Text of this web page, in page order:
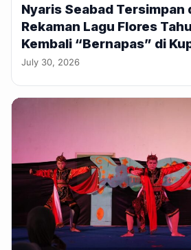
Nyaris Seabad Tersimpan
Rekaman Lagu Flores
Kembali “Bernapas” di
July 30, 2026